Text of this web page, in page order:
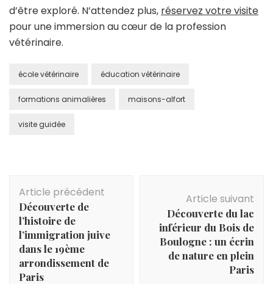
d’être exploré. N’attendez plus, réservez votre visite
pour une immersion au cœur de la profession
vétérinaire.
école vétérinaire éducation vétérinaire
formations animalières maisons-alfort
visite guidée
Navigation
d'article
Article précédent
Découverte de
l’histoire de
l’immigration juive
dans le 19ème
arrondissement de
Paris
Article suivant
Découverte du lac
inférieur du Bois de
Boulogne : un écrin
de nature en plein
Paris